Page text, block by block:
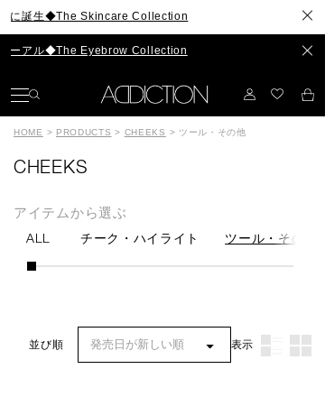
に誕生◆The Skincare Collection
ーアル◆The Eyebrow Collection
HOME > PRODUCTS > CHEEKS > ツール・その他
CHEEKS
アイテムから選ぶ
ALL チーク・ハイライト ツール・その他
並び順 表示